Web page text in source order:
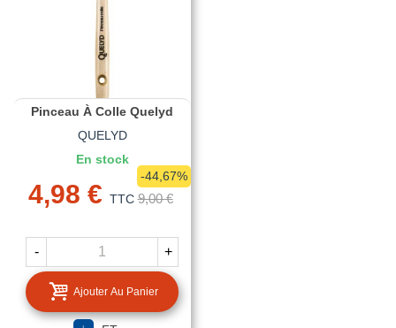
Pinceau À Colle Quelyd
QUELYD
En stock
4,98 € TTC 9,00 €
-44,67%
- +
Ajouter Au Panier